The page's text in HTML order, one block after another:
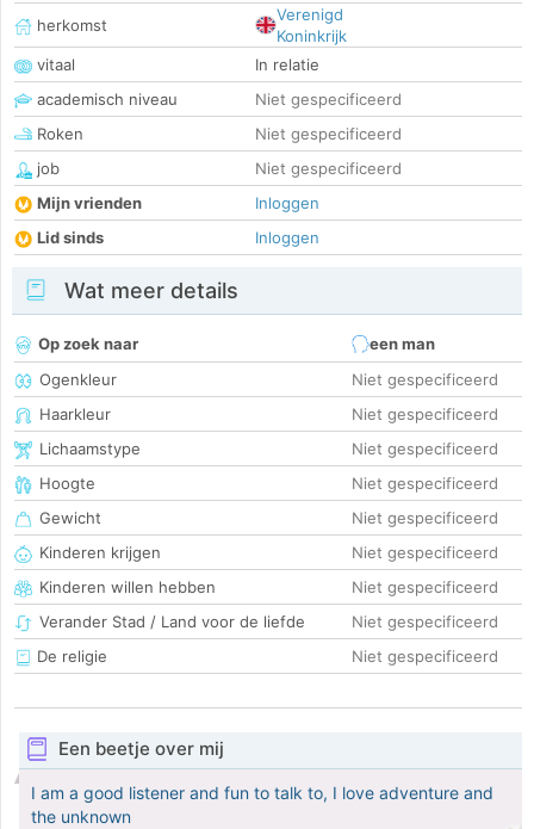
herkomst
Verenigd
Koninkrijk
vitaal
In relatie
academisch niveau
Niet gespecificeerd
Roken
Niet gespecificeerd
job
Niet gespecificeerd
Mijn vrienden
Inloggen
Lid sinds
Inloggen
Wat meer details
Op zoek naar
een man
Ogenkleur
Niet gespecificeerd
Haarkleur
Niet gespecificeerd
Lichaamstype
Niet gespecificeerd
Hoogte
Niet gespecificeerd
Gewicht
Niet gespecificeerd
Kinderen krijgen
Niet gespecificeerd
Kinderen willen hebben
Niet gespecificeerd
Verander Stad / Land voor de liefde
Niet gespecificeerd
De religie
Niet gespecificeerd
Een beetje over mij
I am a good listener and fun to talk to, I love adventure and
the unknown